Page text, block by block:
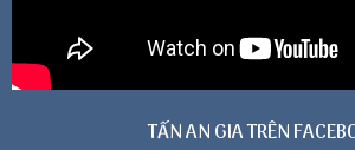
TẤN AN GIA TRÊN